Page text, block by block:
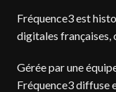
Fréquence3 est
digitales françaises,
Gérée par une
Fréquence3 diffuse